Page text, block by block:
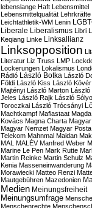
lebenslange Haft Lebensmittel
Lebensmittelqualität Lehrkräfte
Leichtathletik-WM Lenin
Liberale Liberalismus Libri
Keqiang Linke Linksallianz
Linksopposition
Literatur Liz Truss LMP
Lockerungen Lokalismus
Rádió
László Botka László
Földi László Kiss László Kövér
Majtényi László Marton László
Jeles László Rajk László
Toroczkai László Trócsányi
Machtkampf Mafiastaat
Kovács Magna Charta
Magyar Nemzet Magyar Posta
Telekom Mahnmal Maidan
MAL MALÉV Manfred Weber
Marine Le Pen Mark Rutte
Martin Reinke Martin Schulz
Kenia Masseneinwanderung
Morawiecki Matteo Renzi
Mautgebühren Mazedonien
Medien Meinungsfreiheit
Meinungsumfrage
Menschenrechte